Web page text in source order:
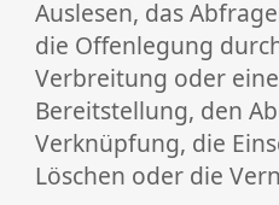
Auslesen, das
die Offenlegung
Verbreitung oder
Bereitstellung, den
Verknüpfung, die
Löschen oder die